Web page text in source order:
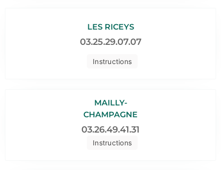
Instructions
LES RICEYS
03.25.29.07.07
Instructions
MAILLY-
CHAMPAGNE
03.26.49.41.31